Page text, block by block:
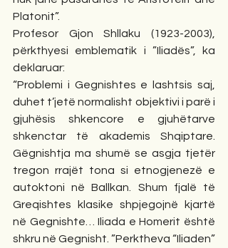
Platonit”.
Profesor Gjon Shllaku (1923-2003),
përkthyesi emblematik i ”Iliadës”, ka
deklaruar:
“Problemi i Gegnishtes e lashtsis saj,
duhet t’jetë normalisht objektivi i parë i
gjuhësis shkencore e gjuhëtarve
shkenctar të akademis Shqiptare.
Gëgnishtja ma shumë se asgja tjetër
tregon rrajët tona si etnogjenezë e
autoktoni në Ballkan. Shum fjalë të
Greqishtes klasike shpjegojnë kjartë
në Gegnishte… Iliada e Homerit është
shkru në Gegnisht. ”Perktheva “Iliaden”